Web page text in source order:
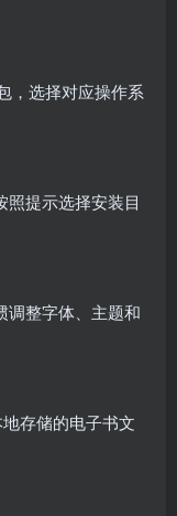
，选择对应操作系
提示选择安装目
调整字体、主题和
存储的电子书文